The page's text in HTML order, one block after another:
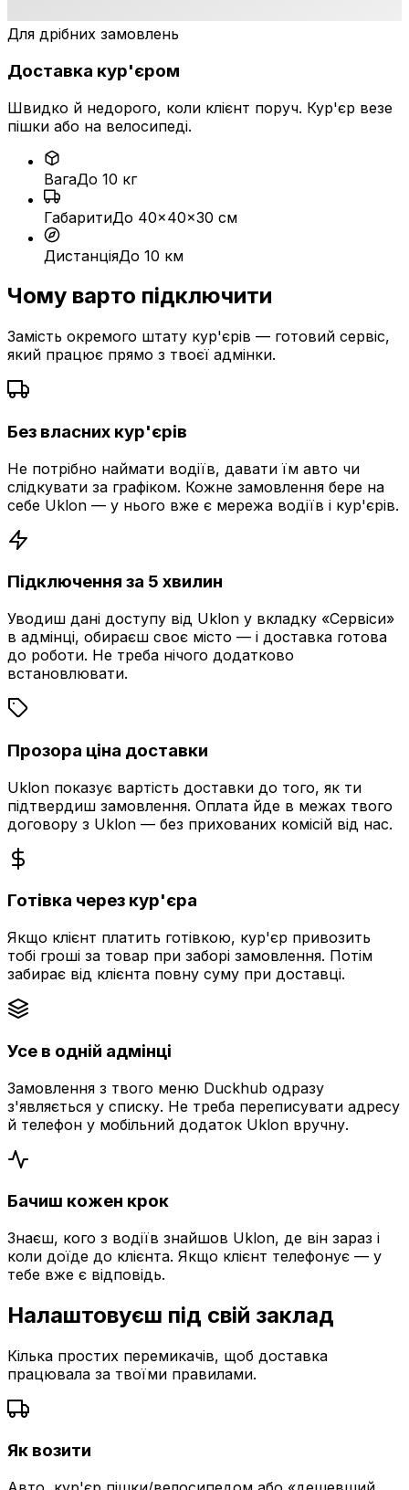
Для дрібних замовлень
Доставка кур'єром
Швидко й недорого, коли клієнт поруч. Кур'єр везе
пішки або на велосипеді.
ВагаДо 10 кг
ГабаритиДо 40×40×30 см
ДистанціяДо 10 км
Чому варто підключити
Замість окремого штату кур'єрів — готовий сервіс,
який працює прямо з твоєї адмінки.
Без власних кур'єрів
Не потрібно наймати водіїв, давати їм авто чи
слідкувати за графіком. Кожне замовлення бере на
себе Uklon — у нього вже є мережа водіїв і кур'єрів.
Підключення за 5 хвилин
Уводиш дані доступу від Uklon у вкладку «Сервіси»
в адмінці, обираєш своє місто — і доставка готова
до роботи. Не треба нічого додатково
встановлювати.
Прозора ціна доставки
Uklon показує вартість доставки до того, як ти
підтвердиш замовлення. Оплата йде в межах твого
договору з Uklon — без прихованих комісій від нас.
Готівка через кур'єра
Якщо клієнт платить готівкою, кур'єр привозить
тобі гроші за товар при заборі замовлення. Потім
забирає від клієнта повну суму при доставці.
Усе в одній адмінці
Замовлення з твого меню Duckhub одразу
з'являється у списку. Не треба переписувати адресу
й телефон у мобільний додаток Uklon вручну.
Бачиш кожен крок
Знаєш, кого з водіїв знайшов Uklon, де він зараз і
коли доїде до клієнта. Якщо клієнт телефонує — у
тебе вже є відповідь.
Налаштовуєш під свій заклад
Кілька простих перемикачів, щоб доставка
працювала за твоїми правилами.
Як возити